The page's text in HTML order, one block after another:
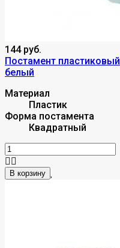
144 руб.
Постамент пластиковый
белый
Материал
Пластик
Форма постамента
Квадратный
В корзину